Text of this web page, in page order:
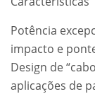
Potência
impacto e
Design de
aplicações de